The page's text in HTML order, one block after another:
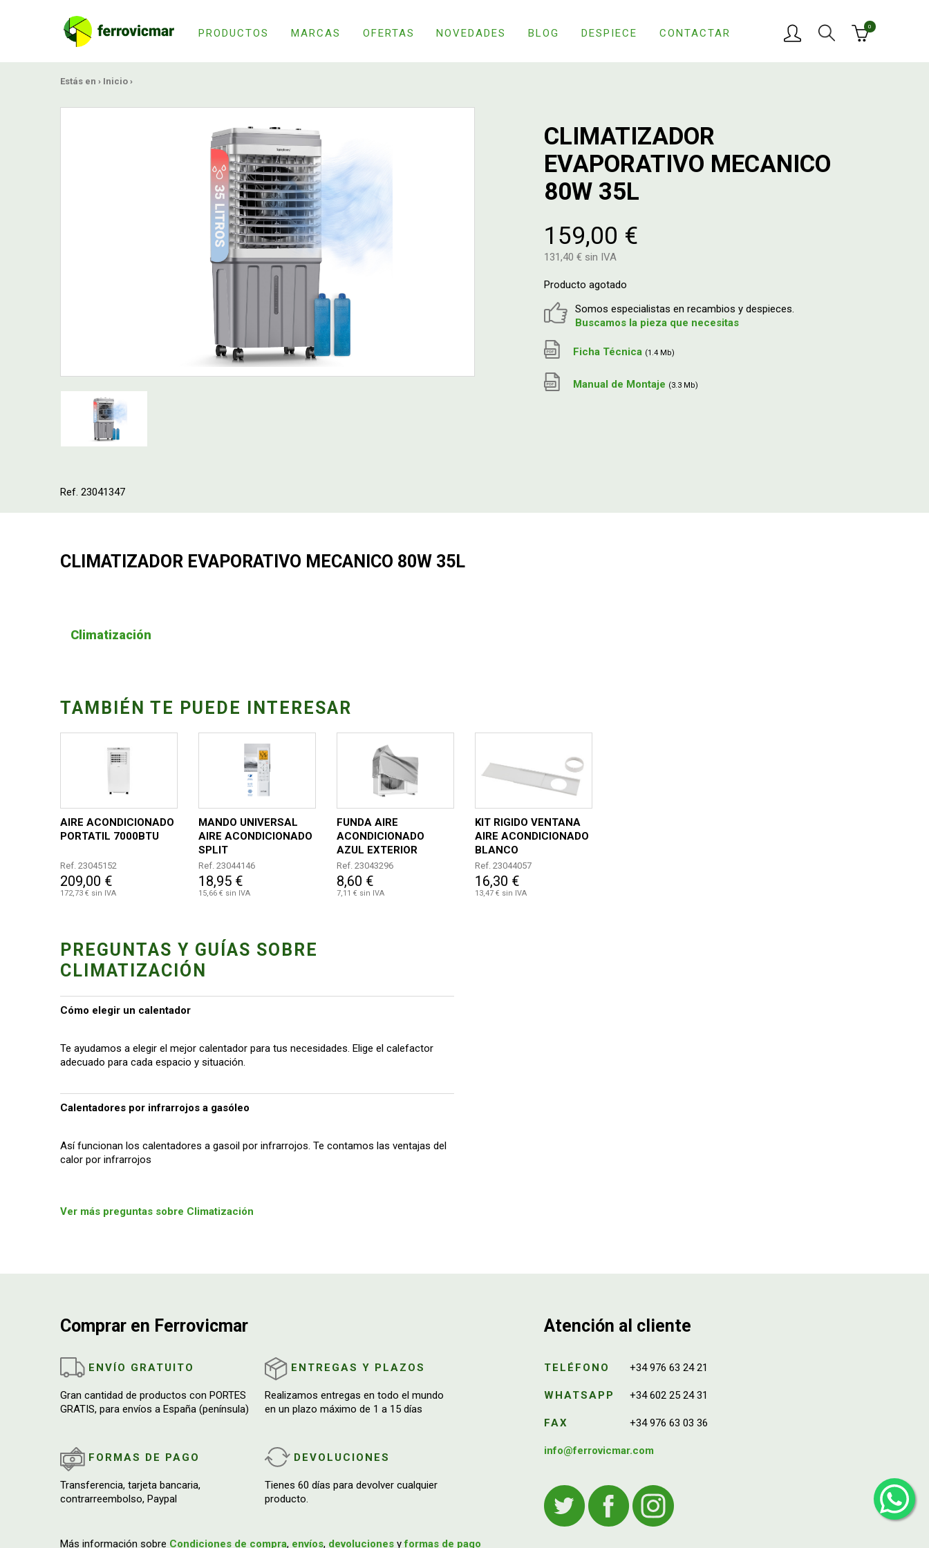
PRODUCTOS MARCAS OFERTAS NOVEDADES BLOG DESPIECE CONTACTAR
0
Estás en › Inicio ›
Ref. 23041347
CLIMATIZADOR
EVAPORATIVO MECANICO
80W 35L
159,00 €
131,40 € sin IVA
Producto agotado
Somos especialistas en recambios y despieces.
Buscamos la pieza que necesitas
Ficha Técnica (1.4 Mb)
Manual de Montaje (3.3 Mb)
CLIMATIZADOR EVAPORATIVO MECANICO 80W 35L
Climatización
TAMBIÉN TE PUEDE INTERESAR
AIRE ACONDICIONADO
PORTATIL 7000BTU
Ref. 23045152
209,00 €
172,73 € sin IVA
MANDO UNIVERSAL
AIRE ACONDICIONADO
SPLIT
Ref. 23044146
18,95 €
15,66 € sin IVA
FUNDA AIRE
ACONDICIONADO
AZUL EXTERIOR
Ref. 23043296
8,60 €
7,11 € sin IVA
KIT RIGIDO VENTANA
AIRE ACONDICIONADO
BLANCO
Ref. 23044057
16,30 €
13,47 € sin IVA
PREGUNTAS Y GUÍAS SOBRE
CLIMATIZACIÓN
Cómo elegir un calentador
Te ayudamos a elegir el mejor calentador para tus necesidades. Elige el calefactor
adecuado para cada espacio y situación.
Calentadores por infrarrojos a gasóleo
Así funcionan los calentadores a gasoil por infrarrojos. Te contamos las ventajas del
calor por infrarrojos
Ver más preguntas sobre Climatización
Comprar en Ferrovicmar
ENVÍO GRATUITO
Gran cantidad de productos con PORTES
GRATIS, para envíos a España (península)
ENTREGAS Y PLAZOS
Realizamos entregas en todo el mundo
en un plazo máximo de 1 a 15 días
FORMAS DE PAGO
Transferencia, tarjeta bancaria,
contrarreembolso, Paypal
DEVOLUCIONES
Tienes 60 días para devolver cualquier
producto.
Más información sobre Condiciones de compra, envíos, devoluciones yformas de pago
Atención al cliente
TELÉFONO +34 976 63 24 21
WHATSAPP +34 602 25 24 31
FAX +34 976 63 03 36
info@ferrovicmar.com